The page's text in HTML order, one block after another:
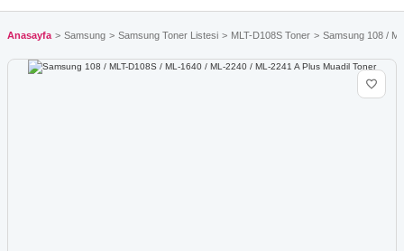
Anasayfa Samsung Samsung Toner Listesi MLT-D108S Toner Samsung 108 /